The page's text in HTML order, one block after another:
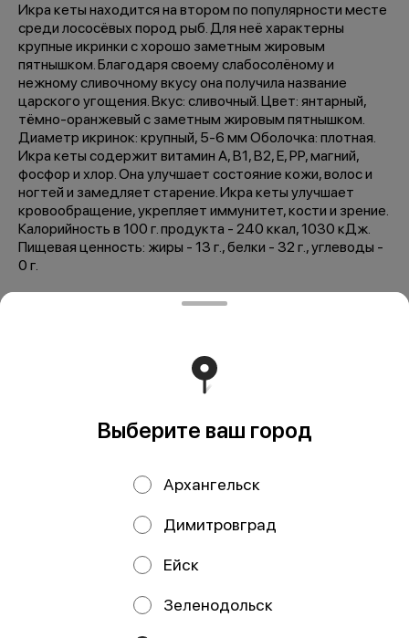
Икра кеты находится на втором по популярности месте
среди лососёвых пород рыб. Для неё характерны
крупные икринки с хорошо заметным жировым
пятнышком. Благодаря своему слабосолёному и
нежному сливочному вкусу она получила название
царского угощения. Вкус: сливочный. Цвет: янтарный,
тёмно-оранжевый с заметным жировым пятнышком.
Диаметр икринок: крупный, 5-6 мм Оболочка: плотная.
Икра кеты содержит витамин A, B1, B2, E, PP, магний,
фосфор и хлор. Она улучшает состояние кожи, волос и
ногтей и замедляет старение. Икра кеты улучшает
кровообращение, укрепляет иммунитет, кости и зрение.
Калорийность в 100 г. продукта - 240 ккал, 1030 кДж.
Пищевая ценность: жиры - 13 г., белки - 32 г., углеводы -
0 г.
Мы рекомендуем
Икра горбуши 100
Икра горбуши 200
Выберите ваш город
Архангельск
Димитровград
Ейск
Зеленодольск